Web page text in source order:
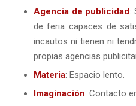
Agencia de publicidad:
de feria capaces de
incautos ni tienen ni
propias agencias
Materia: Espacio lento.
Imaginación: Contacto